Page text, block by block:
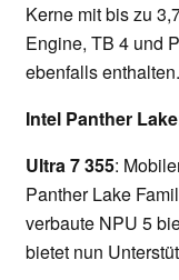
Kerne mit bis zu
Engine, TB 4 und
ebenfalls enthalten.
Intel Panther Lake
Ultra 7 355:
Panther Lake
verbaute NPU 5
bietet nun